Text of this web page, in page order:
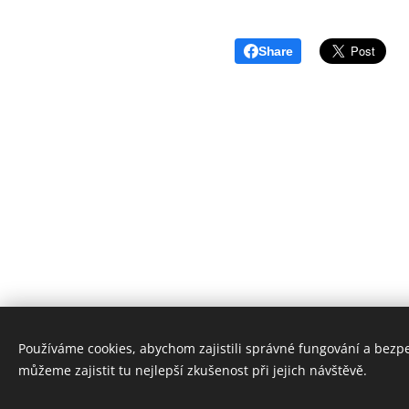
Share
Používáme cookies, abychom zajistili správné fungování a
můžeme zajistit tu nejlepší zkušenost při jejich návštěvě.